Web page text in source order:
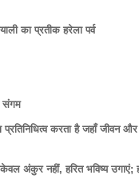
का प्रतीक हरेला पर्व
संगम
प्रतिनिधित्व करता है जहाँ जीवन
अंकुर नहीं, हरित भविष्य